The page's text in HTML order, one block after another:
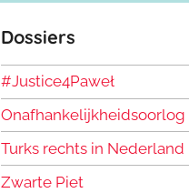
Dossiers
#Justice4Paweł
Onafhankelijkheidsoorlog
Turks rechts in Nederland
Zwarte Piet